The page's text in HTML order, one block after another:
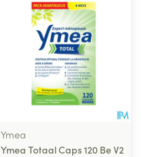
Ymea
Ymea Totaal Caps 120 Be V2